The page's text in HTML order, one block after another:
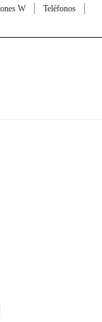
W
Teléfonos